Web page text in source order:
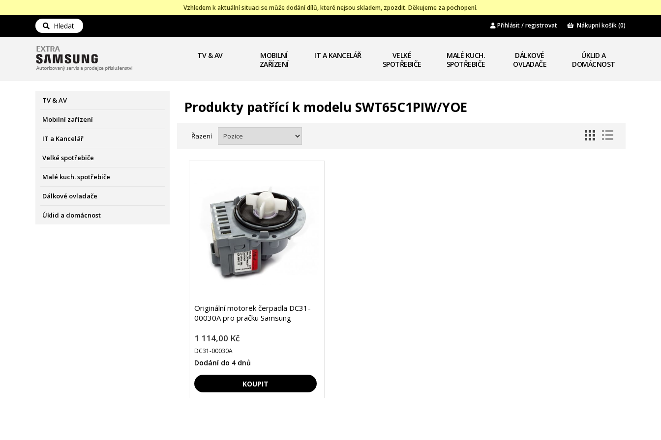
Vzhledem k aktuální situaci se může dodání dílů, které nejsou skladem, zpozdit. Děkujeme za pochopení.
Hledat Přihlásit / registrovat Nákupní košík(0)
TV & AV
MOBILNÍ
ZAŘÍZENÍ
IT A KANCELÁŘ
VELKÉ
SPOTŘEBIČE
MALÉ KUCH.
SPOTŘEBIČE
DÁLKOVÉ
OVLADAČE
ÚKLID A
DOMÁCNOST
TV & AV
Mobilní zařízení
IT a Kancelář
Velké spotřebiče
Malé kuch. spotřebiče
Dálkové ovladače
Úklid a domácnost
Produkty patřící k modelu SWT65C1PIW/YOE
Řazení
Originální motorek čerpadla DC31-
00030A pro pračku Samsung
1 114,00 Kč
DC31-00030A
Dodání do 4 dnů